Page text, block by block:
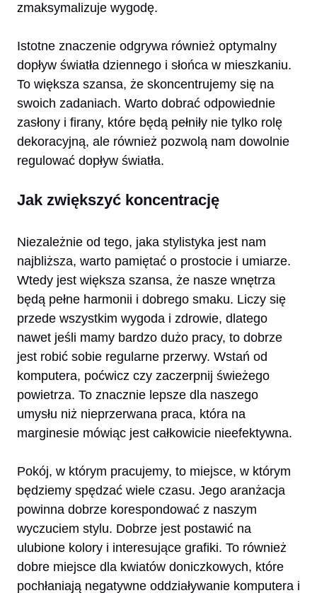
zmaksymalizuje wygodę.
Istotne znaczenie odgrywa również optymalny
dopływ światła dziennego i słońca w mieszkaniu.
To większa szansa, że skoncentrujemy się na
swoich zadaniach. Warto dobrać odpowiednie
zasłony i firany, które będą pełniły nie tylko rolę
dekoracyjną, ale również pozwolą nam dowolnie
regulować dopływ światła.
Jak zwiększyć koncentrację
Niezależnie od tego, jaka stylistyka jest nam
najbliższa, warto pamiętać o prostocie i umiarze.
Wtedy jest większa szansa, że nasze wnętrza
będą pełne harmonii i dobrego smaku. Liczy się
przede wszystkim wygoda i zdrowie, dlatego
nawet jeśli mamy bardzo dużo pracy, to dobrze
jest robić sobie regularne przerwy. Wstań od
komputera, poćwicz czy zaczerpnij świeżego
powietrza. To znacznie lepsze dla naszego
umysłu niż nieprzerwana praca, która na
marginesie mówiąc jest całkowicie nieefektywna.
Pokój, w którym pracujemy, to miejsce, w którym
będziemy spędzać wiele czasu. Jego aranżacja
powinna dobrze korespondować z naszym
wyczuciem stylu. Dobrze jest postawić na
ulubione kolory i interesujące grafiki. To również
dobre miejsce dla kwiatów doniczkowych, które
pochłaniają negatywne oddziaływanie komputera i